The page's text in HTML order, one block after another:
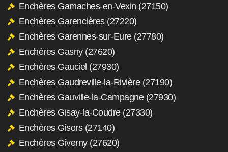
Enchères Gamaches-en-Vexin (27150)
Enchères Garencières (27220)
Enchères Garennes-sur-Eure (27780)
Enchères Gasny (27620)
Enchères Gauciel (27930)
Enchères Gaudreville-la-Rivière (27190)
Enchères Gauville-la-Campagne (27930)
Enchères Gisay-la-Coudre (27330)
Enchères Gisors (27140)
Enchères Giverny (27620)